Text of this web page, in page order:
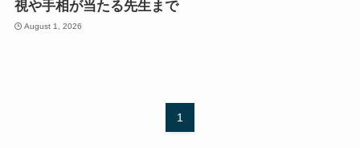
視や手相が当たる先生まで
August 1, 2026
1